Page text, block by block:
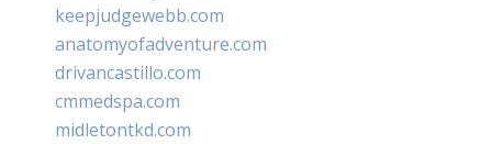
keepjudgewebb.com
anatomyofadventure.com
drivancastillo.com
cmmedspa.com
midletontkd.com